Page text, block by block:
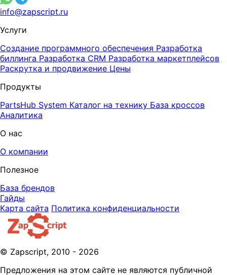
info@zapscript.ru
Услуги
Создание программного обеспечения Разработка
биллинга Разработка CRM Разработка маркетплейсов
Раскрутка и продвижение Цены
Продукты
PartsHub System Каталог на технику База кроссов
Аналитика
О нас
О компании
Полезное
База брендов
Гайды
Карта сайта Политика конфиденциальности
© Zapscript, 2010 - 2026
Предложения на этом сайте не являются публичной